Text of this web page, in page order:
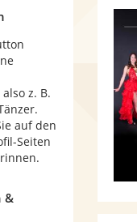
z. B.
auf den
Seiten
&